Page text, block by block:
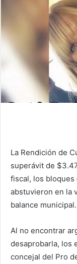
La Rendición de
superávit de
fiscal, los bloques
abstuvieron en la
balance municipal.
Al no encontrar
desaprobarla, los
concejal del Pro